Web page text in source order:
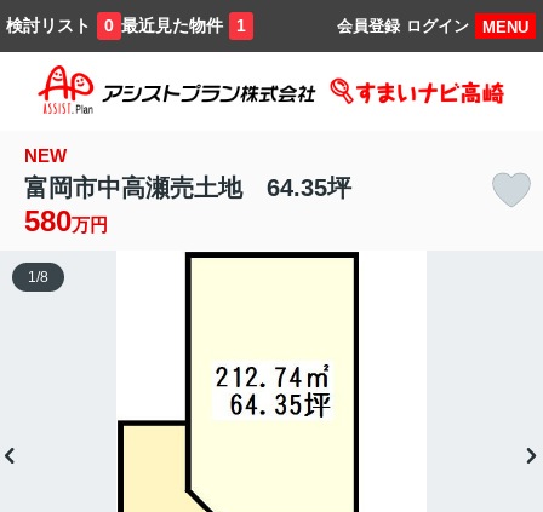
検討リスト 0 最近見た物件 1 MENU
ログイン
会員登録
NEW
富岡市中高瀬売土地 64.35坪
580万円
1 /8